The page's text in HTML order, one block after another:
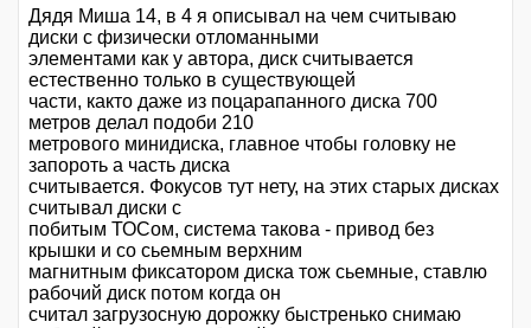
Дядя Миша 14, в 4 я описывал на чем считываю
диски с физически отломанными
элементами как у автора, диск считывается
естественно только в существующей
части, както даже из поцарапанного диска 700
метров делал подоби 210
метрового минидиска, главное чтобы головку не
запороть а часть диска
считывается. Фокусов тут нету, на этих старых дисках
считывал диски с
побитым ТОСом, система такова - привод без
крышки и со сьемным верхним
магнитным фиксатором диска тож сьемные, ставлю
рабочий диск потом когда он
считал загрузосную дорожку быстренько снимаю